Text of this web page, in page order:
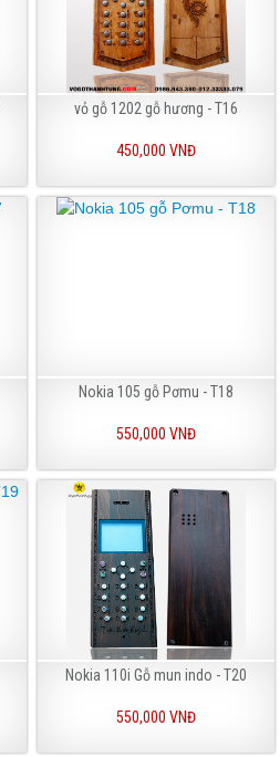
vỏ gỗ 1202 gỗ hương - T16
450,000 VNĐ
Nokia 105 gỗ Pơmu - T18
550,000 VNĐ
Nokia 110i Gỗ mun indo - T20
550,000 VNĐ